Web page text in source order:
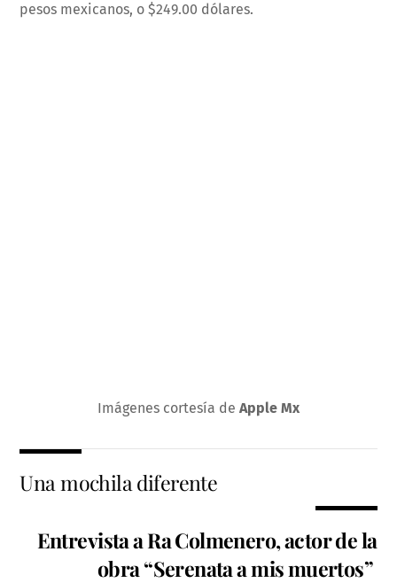
pesos mexicanos, o $249.00 dólares.
Imágenes cortesía de Apple Mx
Una mochila diferente
Entrevista‌ ‌a‌ ‌Ra‌ ‌Colmenero,‌ ‌actor‌ ‌de‌ ‌la‌
‌obra‌ ‌“Serenata‌ ‌a‌ ‌mis‌ ‌muertos”‌